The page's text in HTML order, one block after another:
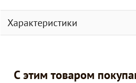
Характеристики
С этим товаром